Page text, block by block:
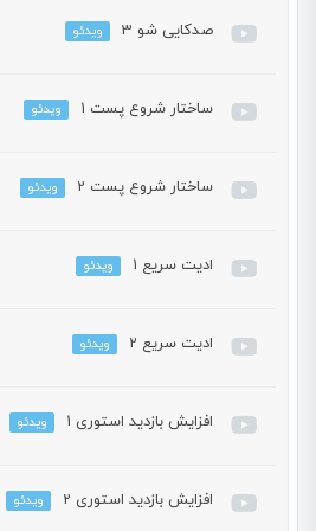
این بخش خصوصی می باشد. برای
صدکایی شو 3 ویدئو
این بخش خصوصی می باشد. برای
ساختار شروع پست 1 ویدئو
این بخش خصوصی می باشد. برای
ساختار شروع پست 2 ویدئو
این بخش خصوصی می باشد. برای
ادیت سریع 1 ویدئو
این بخش خصوصی می باشد. برای
ادیت سریع 2 ویدئو
این بخش خصوصی می باشد. برای
افزایش بازدید استوری 1 ویدئو
این بخش خصوصی می باشد. برای
افزایش بازدید استوری 2 ویدئو